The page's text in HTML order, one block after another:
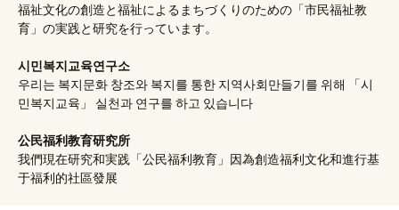
福祉文化の創造と福祉によるまちづくりのための「市民福祉教
育」の実践と研究を行っています。
시민복지교육연구소
우리는 복지문화 창조와 복지를 통한 지역사회만들기를 위해 「시
민복지교육」 실천과 연구를 하고 있습니다
公民福利教育研究所
我們現在研究和実践「公民福利教育」因為創造福利文化和進行基
于福利的社區發展